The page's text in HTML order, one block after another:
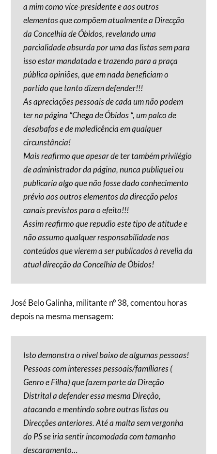
a mim como vice-presidente e aos outros
elementos que compõem atualmente a Direcção
da Concelhia de Óbidos, revelando uma
parcialidade absurda por uma das listas sem para
isso estar mandatada e trazendo para a praça
pública opiniões, que em nada beneficiam o
partido que tanto dizem defender!!!
As apreciações pessoais de cada um não podem
ter na página “Chega de Óbidos “, um palco de
desabafos e de maledicência em qualquer
circunstância!
Mais reafirmo que apesar de ter também privilégio
de administrador da página, nunca publiquei ou
publicaria algo que não fosse dado conhecimento
prévio aos outros elementos da direcção pelos
canais previstos para o efeito!!!
Assim reafirmo que repudio este tipo de atitude e
não assumo qualquer responsabilidade nos
conteúdos que vierem a ser publicados à revelia da
atual direcção da Concelhia de Óbidos!
José Belo Galinha, militante nº 38, comentou horas
depois na mesma mensagem:
Isto demonstra o nível baixo de algumas pessoas!
Pessoas com interesses pessoais/famíliares (
Genro e Filha) que fazem parte da Direção
Distrital a defender essa mesma Direção,
atacando e mentindo sobre outras listas ou
Direcções anteriores. Até a malta sem vergonha
do PS se iria sentir incomodada com tamanho
descaramento…